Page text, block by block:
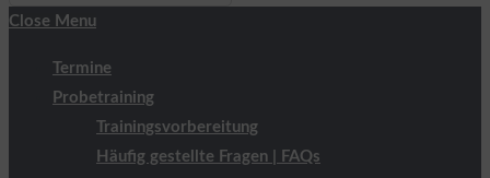
Close Menu
Termine
Probetraining
Trainingsvorbereitung
Häufig gestellte Fragen | FAQs